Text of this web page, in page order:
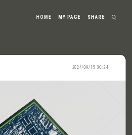
HOME MY PAGE SHARE
2024/09/15 00:24